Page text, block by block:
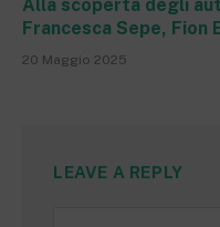
Alla scoperta degli
Francesca Sepe, Fion
20 Maggio 2025
LEAVE A REPLY